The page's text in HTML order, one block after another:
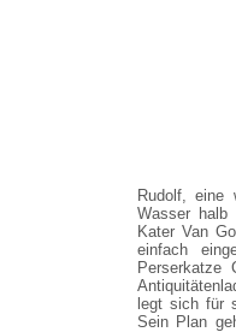
Rudolf, eine
Wasser halb
Kater Van
einfach
Perserkatze
legt sich für
Sein Plan